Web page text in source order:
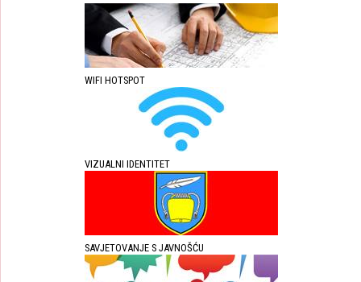
WIFI HOTSPOT
VIZUALNI IDENTITET
SAVJETOVANJE S JAVNOŠĆU